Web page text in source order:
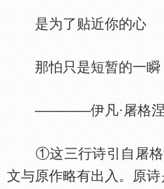
是为了贴近你的心
那怕只是短暂的一
————伊凡·屠格涅
①这三行诗引自屠格
文与原作略有出入。原诗